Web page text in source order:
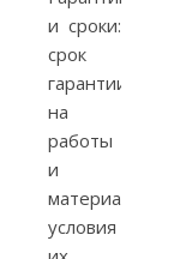
и сроки:
срок
гарантии
на
работы
и
материалы,
условия